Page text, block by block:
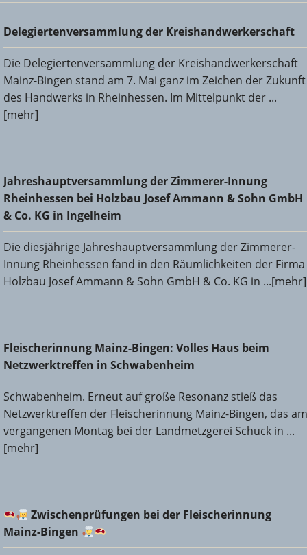
Delegiertenversammlung der Kreishandwerkerschaft
Delegiertenversammlung der Kreishandwerkerschaft
Die Delegiertenversammlung der Kreishandwerkerschaft
Mainz-Bingen stand am 7. Mai ganz im Zeichen der Zukunft
des Handwerks in Rheinhessen. Im Mittelpunkt der ...
[mehr]
Jahreshauptversammlung der Zimmerer-Innung
Rheinhessen bei Holzbau Josef Ammann & Sohn GmbH &
Co. KG in Ingelheim
Jahreshauptversammlung der Zimmerer-Innung
Rheinhessen bei Holzbau Josef Ammann & Sohn GmbH
& Co. KG in Ingelheim
Die diesjährige Jahreshauptversammlung der Zimmerer-
Innung Rheinhessen fand in den Räumlichkeiten der Firma
Holzbau Josef Ammann & Sohn GmbH & Co. KG in ...[mehr]
Fleischerinnung Mainz-Bingen: Volles Haus beim
Netzwerktreffen in Schwabenheim
Fleischerinnung Mainz-Bingen: Volles Haus beim
Netzwerktreffen in Schwabenheim
Schwabenheim. Erneut auf große Resonanz stieß das
Netzwerktreffen der Fleischerinnung Mainz-Bingen, das am
vergangenen Montag bei der Landmetzgerei Schuck in ...
[mehr]
Zwischenprüfungen bei der Fleischerinnung Mainz-
Bingen
Zwischenprüfungen bei der Fleischerinnung
Mainz-Bingen